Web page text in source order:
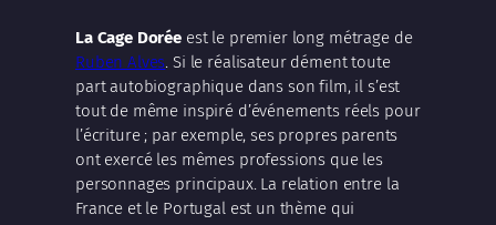
La Cage Dorée est le premier long métrage de
Ruben Alves. Si le réalisateur dément toute
part autobiographique dans son film, il s’est
tout de même inspiré d’événements réels pour
l’écriture ; par exemple, ses propres parents
ont exercé les mêmes professions que les
personnages principaux. La relation entre la
France et le Portugal est un thème qui